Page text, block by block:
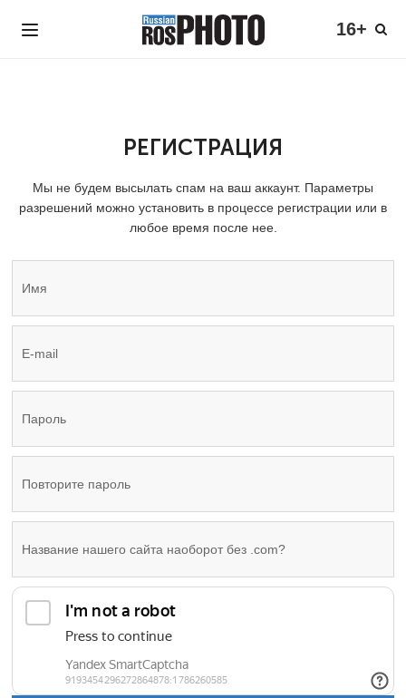
16+
РЕГИСТРАЦИЯ
Мы не будем высылать спам на ваш аккаунт. Параметры
разрешений можно установить в процессе регистрации или в
любое время после нее.